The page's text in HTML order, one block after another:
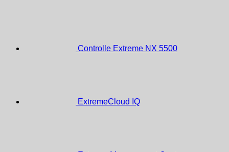
Controlle Extreme NX 5500
ExtremeCloud IQ